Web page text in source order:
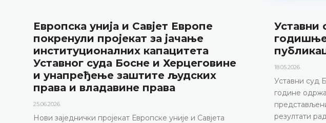
Уставни суд БиХ представио
годишње резултате рада и нову
публикацију „Годишњак“
18.05.2026.
Уставни суд Босне и Херцеговине је 15. маја 2026.
године одржао конференцију за медије на којој су
представљени релевантна статистика, кључни
резултати рада Уставног суда у 2025. години, али и
Најава
12.05.2026.
Уставни суд
маја 2026.
ДЕТАЉНИЈЕ